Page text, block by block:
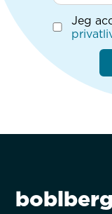
Jeg
boblberg